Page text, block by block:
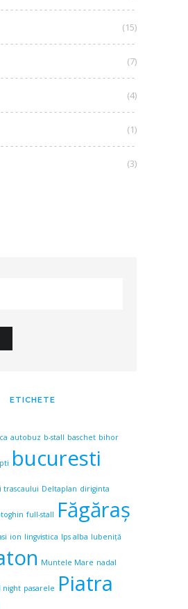
(15)
(7)
(4)
(1)
(3)
ETICHETE
autobuz b-stall baschet bihor
bucuresti
trascaului Deltaplan diriginta
full-stall Făgăraş
ion lingvistica lps alba lubeniță
Muntele Mare nadal
night pasarele Piatra